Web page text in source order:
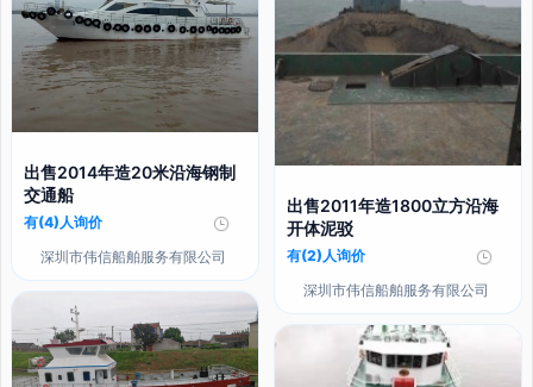
出售2014年造20米沿海钢制
交通船
有(4)人询价
深圳市伟信船舶服务有限公司
出售2011年造1800立方沿海
开体泥驳
有(2)人询价
深圳市伟信船舶服务有限公司